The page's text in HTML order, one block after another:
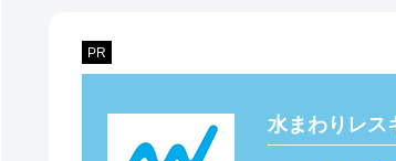
PR
水まわりレス